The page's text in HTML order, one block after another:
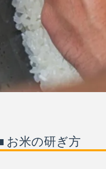
お米の研ぎ方